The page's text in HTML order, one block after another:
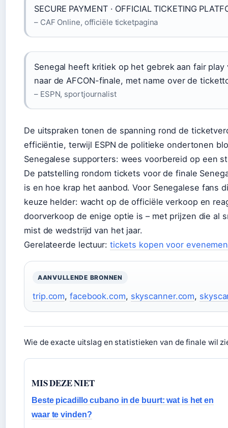
SECURE PAYMENT · OFFICIAL TICKETING
– CAF Online, officiële ticketpagina
Senegal heeft kritiek op het gebrek aan fair
naar de AFCON-finale, met name over de
– ESPN, sportjournalist
De uitspraken tonen de spanning rond de
efficiëntie, terwijl ESPN de politieke ondertonen
Senegalese supporters: wees voorbereid op een
De patstelling rondom tickets voor de finale
is en hoe krap het aanbod. Voor Senegalese fans
keuze helder: wacht op de officiële verkoop en
doorverkoop de enige optie is – met prijzen die al
mist de wedstrijd van het jaar.
Gerelateerde lectuur: tickets kopen voor
AANVULLENDE BRONNEN
trip.com,facebook.com, skyscanner.com,
Wie de exacte uitslag en statistieken van de finale wil
MIS DEZE NIET
Beste picadillo cubano in de buurt: wat is het en
waar te vinden?